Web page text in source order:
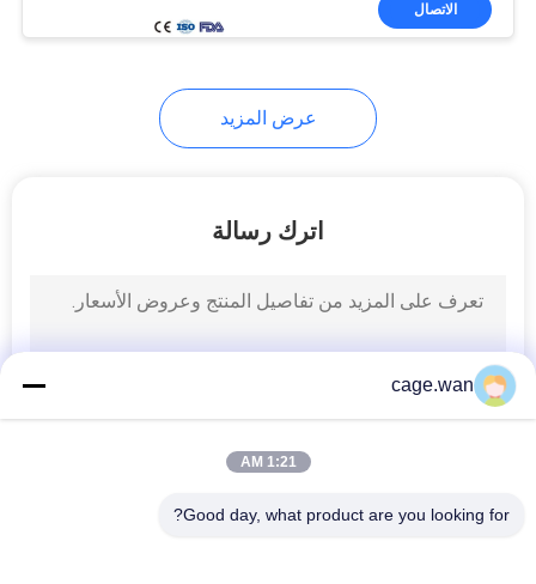
الاتصال
عرض المزيد
اترك رسالة
cage.wan
1:21 AM
Good day, what product are you looking for?